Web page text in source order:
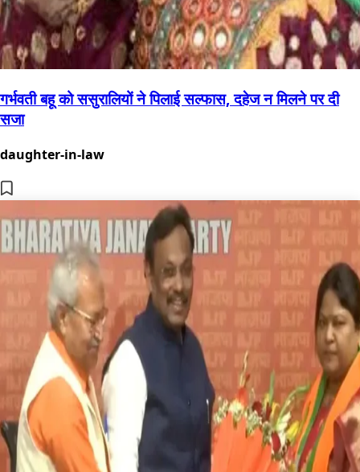
गर्भवती बहू को ससुरालियों ने पिलाई सल्फास, दहेज न मिलने पर दी
सजा
daughter-in-law